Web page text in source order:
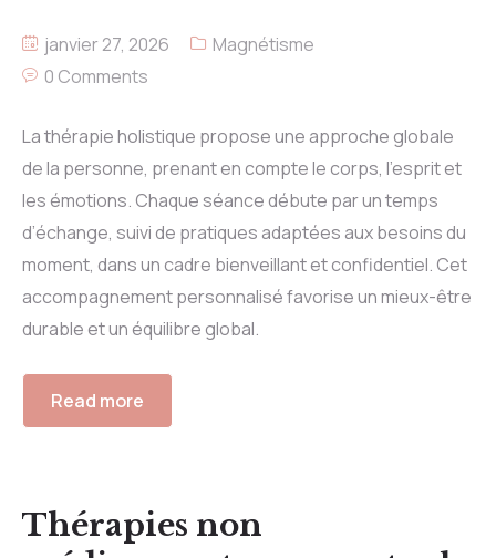
janvier 27, 2026
Magnétisme
0 Comments
La thérapie holistique propose une approche globale
de la personne, prenant en compte le corps, l’esprit et
les émotions. Chaque séance débute par un temps
d’échange, suivi de pratiques adaptées aux besoins du
moment, dans un cadre bienveillant et confidentiel. Cet
accompagnement personnalisé favorise un mieux-être
durable et un équilibre global.
Read more
Thérapies non